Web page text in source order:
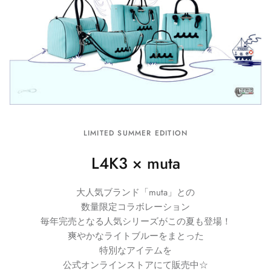
LIMITED SUMMER EDITION
L4K3 × muta
大人気ブランド「muta」との
数量限定コラボレーション
毎年完売となる人気シリーズがこの夏も登場！
爽やかなライトブルーをまとった
特別なアイテムを
公式オンラインストアにて販売中☆